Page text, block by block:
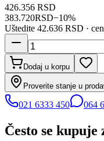
426.356 RSD
383.720RSD−10%
Uštedite 42.636 RSD ·
Dodaj u korpu
Proverite stanje u
021 6333 450 064
Često se kupuje